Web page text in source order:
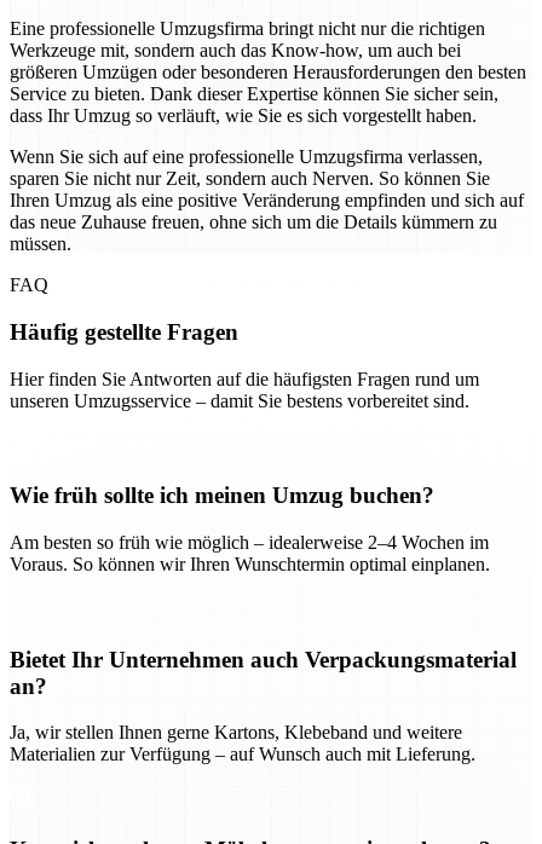
Eine professionelle Umzugsfirma bringt nicht nur die richtigen
Werkzeuge mit, sondern auch das Know-how, um auch bei
größeren Umzügen oder besonderen Herausforderungen den besten
Service zu bieten. Dank dieser Expertise können Sie sicher sein,
dass Ihr Umzug so verläuft, wie Sie es sich vorgestellt haben.
Wenn Sie sich auf eine professionelle Umzugsfirma verlassen,
sparen Sie nicht nur Zeit, sondern auch Nerven. So können Sie
Ihren Umzug als eine positive Veränderung empfinden und sich auf
das neue Zuhause freuen, ohne sich um die Details kümmern zu
müssen.
FAQ
Häufig gestellte Fragen
Hier finden Sie Antworten auf die häufigsten Fragen rund um
unseren Umzugsservice – damit Sie bestens vorbereitet sind.
Wie früh sollte ich meinen Umzug buchen?
Am besten so früh wie möglich – idealerweise 2–4 Wochen im
Voraus. So können wir Ihren Wunschtermin optimal einplanen.
Bietet Ihr Unternehmen auch Verpackungsmaterial
an?
Ja, wir stellen Ihnen gerne Kartons, Klebeband und weitere
Materialien zur Verfügung – auf Wunsch auch mit Lieferung.